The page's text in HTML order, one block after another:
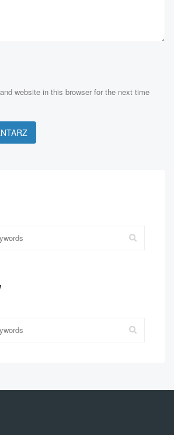
website in this browser for the next time